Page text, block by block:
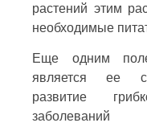
растений этим
необходимые
Еще одним
является ее
развитие